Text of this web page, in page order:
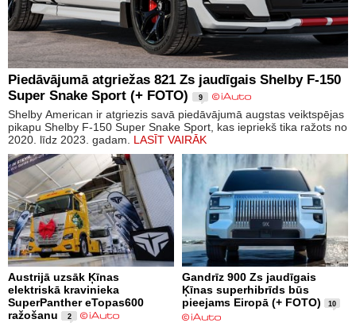
Piedāvājumā atgriežas 821 Zs jaudīgais Shelby F-150
Super Snake Sport (+ FOTO)
9
Shelby American ir atgriezis savā piedāvājumā augstas veiktspējas
pikapu Shelby F-150 Super Snake Sport, kas iepriekš tika ražots no
2020. līdz 2023. gadam. LASĪT VAIRĀK
Austrijā uzsāk Ķīnas
elektriskā kravinieka
SuperPanther eTopas600
ražošanu
2
Gandrīz 900 Zs jaudīgais
Ķīnas superhibrīds būs
pieejams Eiropā (+ FOTO)
10